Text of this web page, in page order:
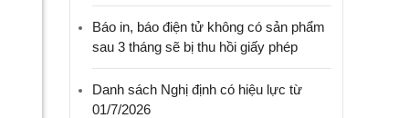
Báo in, báo điện tử không có sản phẩm
sau 3 tháng sẽ bị thu hồi giấy phép
Danh sách Nghị định có hiệu lực từ
01/7/2026